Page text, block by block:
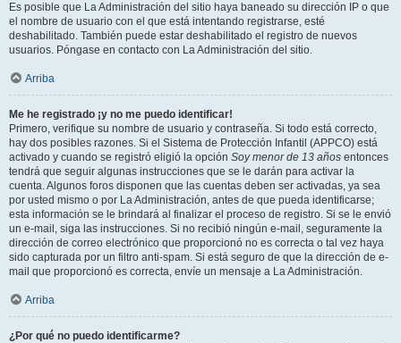
Es posible que La Administración del sitio haya baneado su dirección IP o que
el nombre de usuario con el que está intentando registrarse, esté
deshabilitado. También puede estar deshabilitado el registro de nuevos
usuarios. Póngase en contacto con La Administración del sitio.
Arriba
Me he registrado ¡y no me puedo identificar!
Primero, verifique su nombre de usuario y contraseña. Si todo está correcto,
hay dos posibles razones. Si el Sistema de Protección Infantil (APPCO) está
activado y cuando se registró eligió la opción Soy menor de 13 años entonces
tendrá que seguir algunas instrucciones que se le darán para activar la
cuenta. Algunos foros disponen que las cuentas deben ser activadas, ya sea
por usted mismo o por La Administración, antes de que pueda identificarse;
esta información se le brindará al finalizar el proceso de registro. Si se le envió
un e-mail, siga las instrucciones. Si no recibió ningún e-mail, seguramente la
dirección de correo electrónico que proporcionó no es correcta o tal vez haya
sido capturada por un filtro anti-spam. Si está seguro de que la dirección de e-
mail que proporcionó es correcta, envíe un mensaje a La Administración.
Arriba
¿Por qué no puedo identificarme?